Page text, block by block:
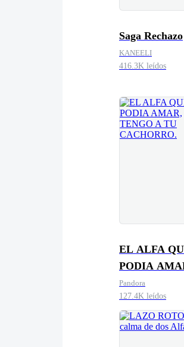
Saga Rechazo
KANEELI
416.3K leídos
EL ALFA
PODIA
TENGO A TU
CACHORRO.
Pandora
127.4K leídos